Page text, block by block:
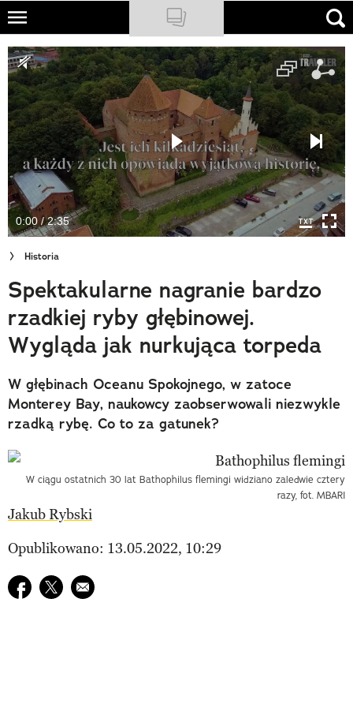
Skip
main
content
NATIONAL GEOGRAPHIC
TRAVELER
PODCASTY
Sklep
Newsletter
Cuda Polski
Wielki Konkurs Fotograficzny
Trendbook Podróżniczy
Polecane
0:00 / 2:35
Historia
Spektakularne nagranie bardzo
rzadkiej ryby głębinowej.
Wygląda jak nurkująca torpeda
W głębinach Oceanu Spokojnego, w zatoce
Monterey Bay, naukowcy zaobserwowali niezwykle
rzadką rybę. Co to za gatunek?
W ciągu ostatnich 30 lat Bathophilus flemingi widziano zaledwie cztery
razy, fot. MBARI
Jakub Rybski
Opublikowano: 13.05.2022, 10:29
Udostępnij na facebook
Udostępnij na twitter
E-mail do przyjaciela